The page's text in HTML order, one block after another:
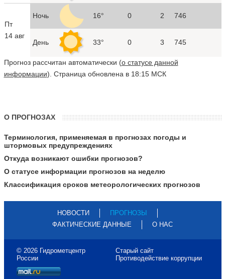
Пт
14 авг
Ночь 16° 0 2 746
День 33° 0 3 745
Прогноз рассчитан автоматически (о статусе данной
информации). Страница обновлена в 18:15 МСК
О ПРОГНОЗАХ
Терминология, применяемая в прогнозах погоды и
штормовых предупреждениях
Откуда возникают ошибки прогнозов?
О статусе информации прогнозов на неделю
Классификация сроков метеорологических прогнозов
НОВОСТИ
ПРОГНОЗЫ
ФАКТИЧЕСКИЕ ДАННЫЕ
О НАС
© 2026 Гидрометцентр
России
Старый сайт
Противодействие коррупции